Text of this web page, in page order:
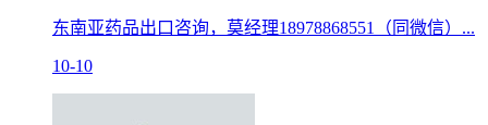
东南亚药品出口咨询，莫经理18978868551（同微信）...
10-10